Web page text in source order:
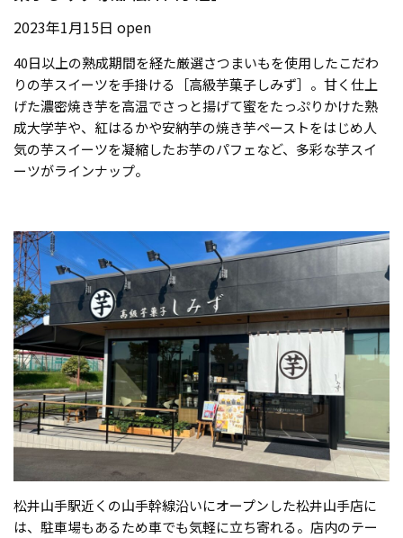
2023年1月15日 open
40日以上の熟成期間を経た厳選さつまいもを使用したこだわ
りの芋スイーツを手掛ける［高級芋菓子しみず］。甘く仕上
げた濃密焼き芋を高温でさっと揚げて蜜をたっぷりかけた熟
成大学芋や、紅はるかや安納芋の焼き芋ペーストをはじめ人
気の芋スイーツを凝縮したお芋のパフェなど、多彩な芋スイ
ーツがラインナップ。
松井山手駅近くの山手幹線沿いにオープンした松井山手店に
は、駐車場もあるため車でも気軽に立ち寄れる。店内のテー